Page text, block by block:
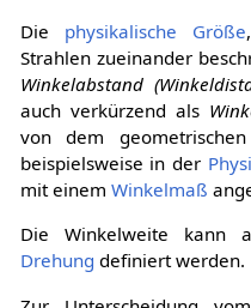
Die physikalische Größe
Strahlen zueinander
Winkelabstand
auch verkürzend als
von dem
beispielsweise in der
mit einem Winkelmaß
Die Winkelweite kann
Drehung definiert werden.